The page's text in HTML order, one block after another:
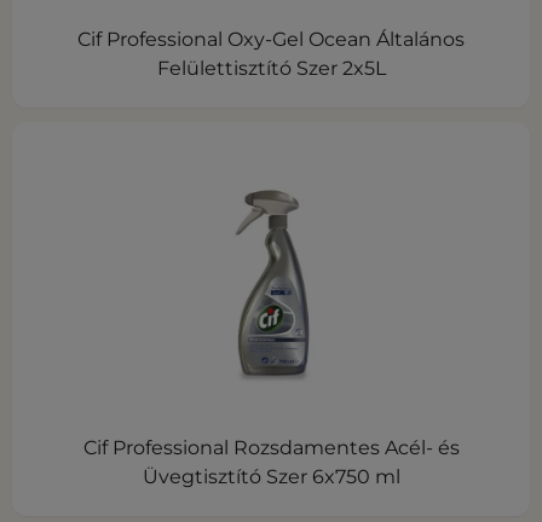
Cif Professional Oxy-Gel Ocean Általános
Felülettisztító Szer 2x5L
Cif Professional Rozsdamentes Acél- és
Üvegtisztító Szer 6x750 ml